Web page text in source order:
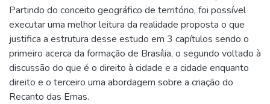
Partindo do conceito geográfico de território, foi possível
executar uma melhor leitura da realidade proposta o que
justifica a estrutura desse estudo em 3 capítulos sendo o
primeiro acerca da formação de Brasília, o segundo voltado à
discussão do que é o direito à cidade e a cidade enquanto
direito e o terceiro uma abordagem sobre a criação do
Recanto das Emas.